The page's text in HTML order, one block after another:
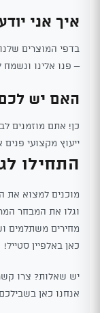
איך אני
בדפי המוצרים
– פנו אלינו ונשמח
האם יש
כן! אתם מוזמנים
ייעוץ מקצועי פנים
התחילו
מוכנים למצוא את
מחירים משתלמים
כאן באלפיין סטייל!
יש שאלות? צרו
אנחנו כאן